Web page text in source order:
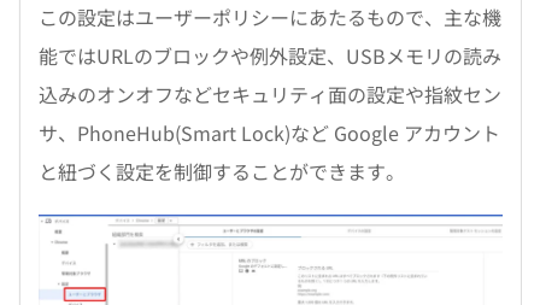
この設定はユーザーポリシーにあたるもので、主な機
能ではURLのブロックや例外設定、USBメモリの読み
込みのオンオフなどセキュリティ面の設定や指紋セン
サ、PhoneHub(Smart Lock)など Google アカウント
と紐づく設定を制御することができます。